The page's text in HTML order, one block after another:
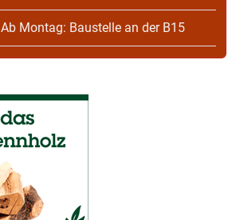
Ab Montag: Baustelle an der B15